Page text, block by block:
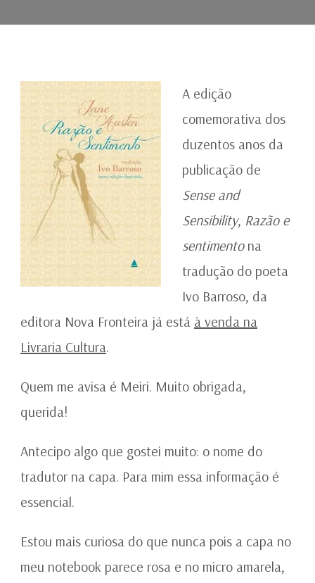
SENTIMENTO
A edição
comemorativa dos
duzentos anos da
publicação de
Sense and
Sensibility, Razão e
sentimentona
tradução do poeta
Ivo Barroso, da
editora Nova Fronteira já está à venda na
Livraria Cultura.
Quem me avisa é Meiri. Muito obrigada,
querida!
Antecipo algo que gostei muito: o nome do
tradutor na capa. Para mim essa informação é
essencial.
Estou mais curiosa do que nunca pois a capa no
meu notebook parece rosa e no micro amarela,